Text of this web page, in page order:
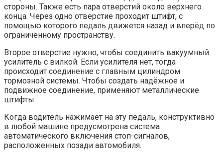
стороны. Также есть пара отверстий около верхнего
конца. Через одно отверстие проходит штифт, с
помощью которого педаль движется назад и вперёд по
ограниченному пространству.
Второе отверстие нужно, чтобы соединить вакуумный
усилитель с вилкой. Если усилителя нет, тогда
происходит соединение с главным цилиндром
тормозной системы. Чтобы создать надёжное и
подвижное соединение, применяют металлические
штифты.
Когда водитель нажимает на эту педаль, конструктивно
в любой машине предусмотрена система
автоматического включения стоп-сигналов,
расположенных позади автомобиля.